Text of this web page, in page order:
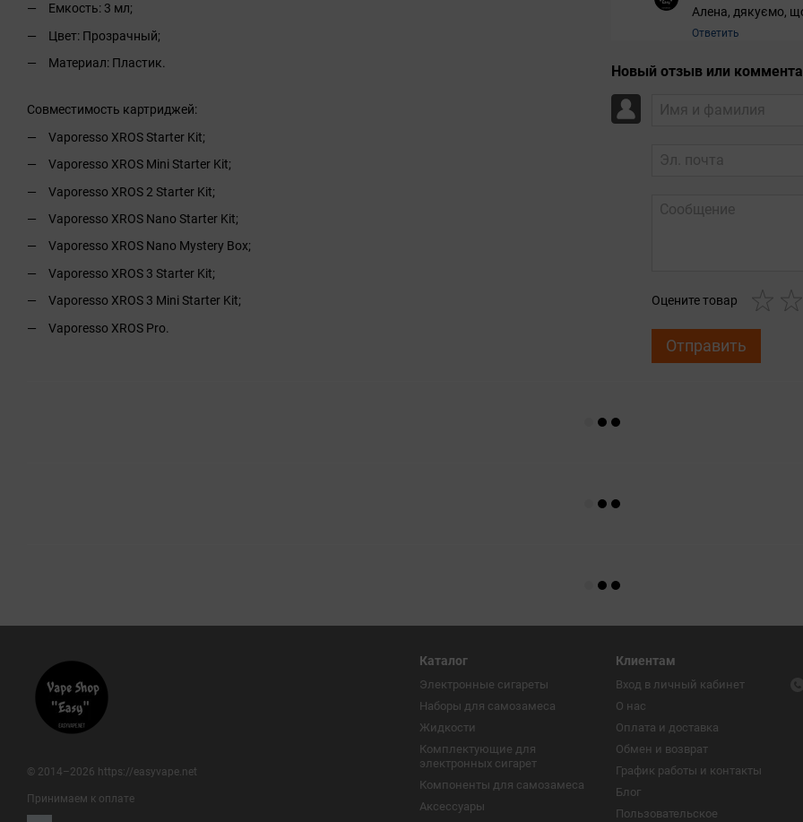
Емкость: 3 мл;
Цвет: Прозрачный;
Материал: Пластик.
Совместимость картриджей:
Vaporesso XROS Starter Kit;
Vaporesso XROS Mini Starter Kit;
Vaporesso XROS 2 Starter Kit;
Vaporesso XROS Nano Starter Kit;
Vaporesso XROS Nano Mystery Box;
Vaporesso XROS 3 Starter Kit;
Vaporesso XROS 3 Mini Starter Kit;
Vaporesso XROS Pro.
Алена, дякуємо,
Ответить
Новый отзыв или
Оцените товар
Отправить
© 2014–2026 https://easyvape.net
Принимаем к оплате
Каталог
Электронные сигареты
Наборы для самозамеса
Жидкости
Комплектующие для
электронных сигарет
Компоненты для самозамеса
Аксессуары
Клиентам
Вход в личный кабинет
О нас
Оплата и доставка
Обмен и возврат
График работы и контакты
Блог
Пользовательское